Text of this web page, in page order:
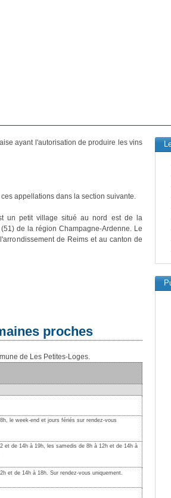
ayant l'autorisation de produire les vins
appellations dans la section suivante.
un petit village situé au nord est de la
de la région Champagne-Ardenne. Le
de Reims et au canton de
proches
de Les Petites-Loges.
le week-end et jours fériés sur rendez-vous
et de 14h à 19h, les samedis de 8h à 12h et de 14h à
et de 14h à 18h. Sur rendez-vous uniquement.